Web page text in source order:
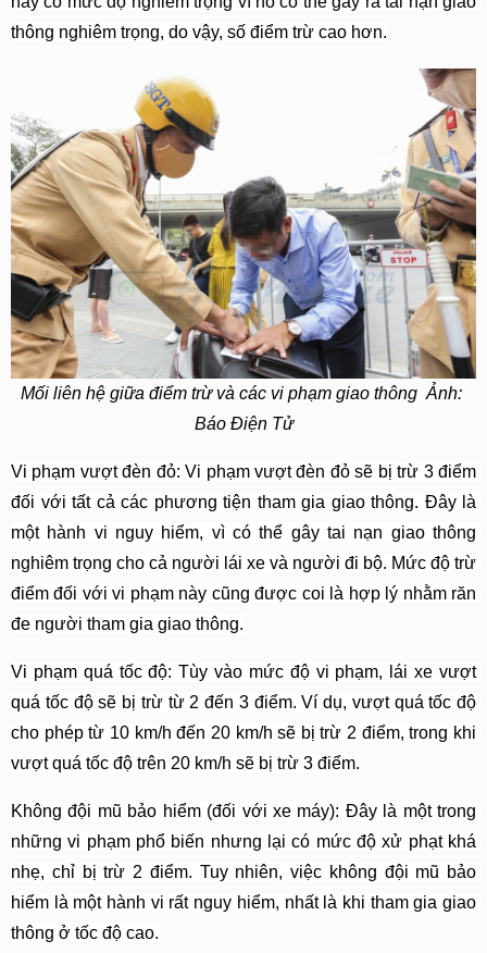
thông nghiêm trọng, do vậy, số điểm trừ cao hơn.
Mối liên hệ giữa điểm trừ và các vi phạm giao thông  Ảnh:
Báo Điện Tử
Vi phạm vượt đèn đỏ: Vi phạm vượt đèn đỏ sẽ bị trừ 3 điểm
đối với tất cả các phương tiện tham gia giao thông. Đây là
một hành vi nguy hiểm, vì có thể gây tai nạn giao thông
nghiêm trọng cho cả người lái xe và người đi bộ. Mức độ trừ
điểm đối với vi phạm này cũng được coi là hợp lý nhằm răn
đe người tham gia giao thông.
Vi phạm quá tốc độ: Tùy vào mức độ vi phạm, lái xe vượt
quá tốc độ sẽ bị trừ từ 2 đến 3 điểm. Ví dụ, vượt quá tốc độ
cho phép từ 10 km/h đến 20 km/h sẽ bị trừ 2 điểm, trong khi
vượt quá tốc độ trên 20 km/h sẽ bị trừ 3 điểm.
Không đội mũ bảo hiểm (đối với xe máy): Đây là một trong
những vi phạm phổ biến nhưng lại có mức độ xử phạt khá
nhẹ, chỉ bị trừ 2 điểm. Tuy nhiên, việc không đội mũ bảo
hiểm là một hành vi rất nguy hiểm, nhất là khi tham gia giao
thông ở tốc độ cao.